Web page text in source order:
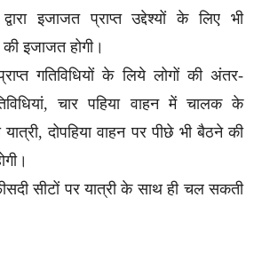
इजाजत प्राप्त उद्देश्यों के लिए भी
इजाजत होगी।
गतिविधियों के लिये लोगों की अंतर-
चार पहिया वाहन में चालक के
यात्री, दोपहिया वाहन पर पीछे भी बैठने की
सीटों पर यात्री के साथ ही चल सकती